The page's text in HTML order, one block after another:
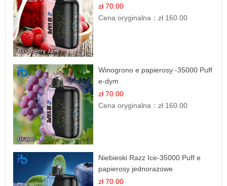
zł 70.00
Cena oryginalna：zł 160.00
Winogrono e papierosy -35000 Puff
e-dym
zł 70.00
Cena oryginalna：zł 160.00
Niebieski Razz Ice-35000 Puff e
papierosy jednorazowe
zł 70.00